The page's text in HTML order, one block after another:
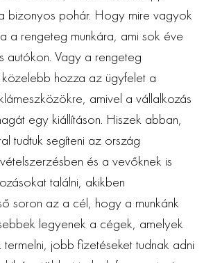
bizonyos pohár. Hogy mire vagyok
a rengeteg munkára, ami sok éve
autókon. Vagy a rengeteg
hozza az ügyfelet a
amivel a vállalkozás
egy kiállításon. Hiszek abban,
tudtuk segíteni az ország
és a vevőknek is
találni, akikben
soron az a cél, hogy a munkánk
legyenek a cégek, amelyek
jobb fizetéseket tudnak adni